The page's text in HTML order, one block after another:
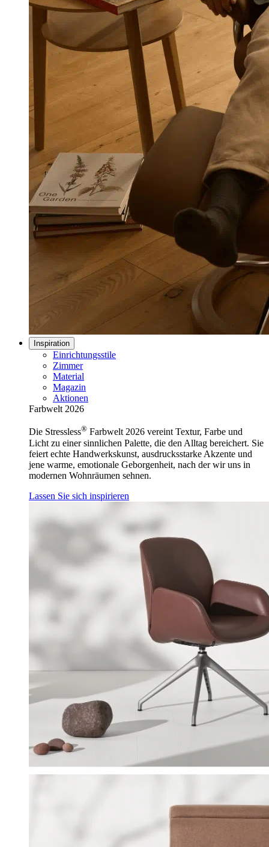
Inspiration
Einrichtungsstile
Zimmer
Material
Magazin
Aktionen
Farbwelt 2026
Die Stressless® Farbwelt 2026 vereint Textur, Farbe und
Licht zu einer sinnlichen Palette, die den Alltag bereichert. Sie
feiert echte Handwerkskunst, ausdrucksstarke Akzente und
jene warme, emotionale Geborgenheit, nach der wir uns in
modernen Wohnräumen sehnen.
Lassen Sie sich inspirieren